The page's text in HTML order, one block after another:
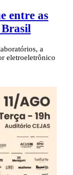
entre as
Brasil
a
eletroeletrônico